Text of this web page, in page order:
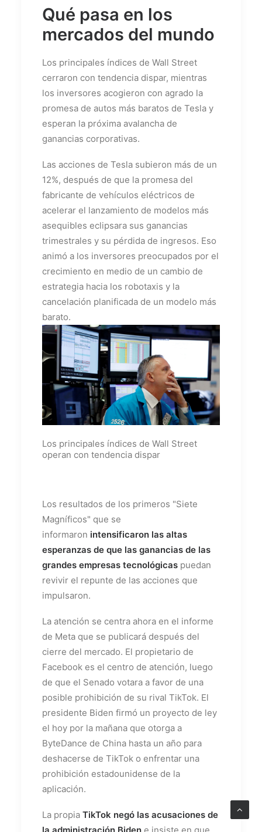
Qué pasa en los
mercados del mundo
Los principales índices de Wall Street
cerraron con tendencia dispar, mientras
los inversores acogieron con agrado la
promesa de autos más baratos de Tesla y
esperan la próxima avalancha de
ganancias corporativas.
Las acciones de Tesla subieron más de un
12%, después de que la promesa del
fabricante de vehículos eléctricos de
acelerar el lanzamiento de modelos más
asequibles eclipsara sus ganancias
trimestrales y su pérdida de ingresos. Eso
animó a los inversores preocupados por el
crecimiento en medio de un cambio de
estrategia hacia los robotaxis y la
cancelación planificada de un modelo más
barato.
Los principales índices de Wall Street
operan con tendencia dispar
Los resultados de los primeros "Siete
Magníficos" que se
informaron intensificaron las altas
esperanzas de que las ganancias de las
grandes empresas tecnológicas puedan
revivir el repunte de las acciones que
impulsaron.
La atención se centra ahora en el informe
de Meta que se publicará después del
cierre del mercado. El propietario de
Facebook es el centro de atención, luego
de que el Senado votara a favor de una
posible prohibición de su rival TikTok. El
presidente Biden firmó un proyecto de ley
el hoy por la mañana que otorga a
ByteDance de China hasta un año para
deshacerse de TikTok o enfrentar una
prohibición estadounidense de la
aplicación.
La propia TikTok negó las acusaciones de